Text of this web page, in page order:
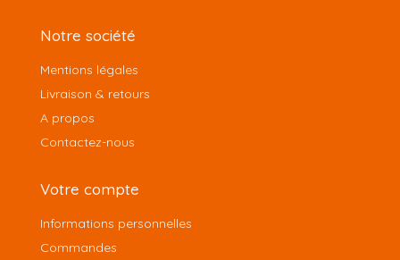
Notre société
Mentions légales
Livraison & retours
A propos
Contactez-nous
Votre compte
Informations personnelles
Commandes